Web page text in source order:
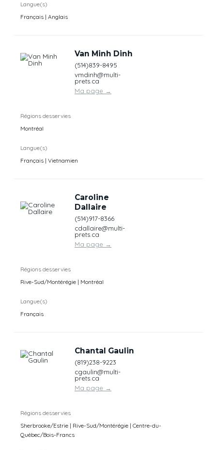
Langue(s)
Français | Anglais
Van Minh Dinh
(514)839-8495
vmdinh@multi-
prets.ca
Ma page →
Régions desservies
Montréal
Langue(s)
Français | Vietnamien
Caroline
Dallaire
(514)917-8366
cdallaire@multi-
prets.ca
Ma page →
Régions desservies
Rive-Sud/Montérégie | Montréal
Langue(s)
Français
Chantal Gaulin
(819)238-9223
cgaulin@multi-
prets.ca
Ma page →
Régions desservies
Sherbrooke/Estrie | Rive-Sud/Montérégie | Centre-du-
Québec/Bois-Francs